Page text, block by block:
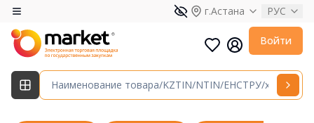
г.Астана РУС
Войти